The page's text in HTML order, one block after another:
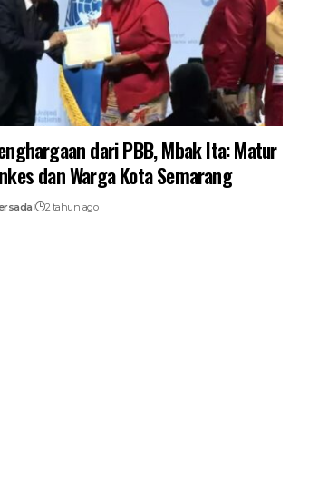
dari PBB, Mbak Ita: Matur
dan Warga Kota Semarang
2 tahun ago